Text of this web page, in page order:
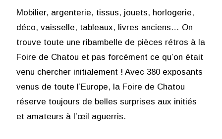
Mobilier, argenterie, tissus, jouets, horlogerie,
déco, vaisselle, tableaux, livres anciens… On
trouve toute une ribambelle de pièces rétros à la
Foire de Chatou et pas forcément ce qu’on était
venu chercher initialement ! Avec 380 exposants
venus de toute l’Europe, la Foire de Chatou
réserve toujours de belles surprises aux initiés
et amateurs à l’œil aguerris.